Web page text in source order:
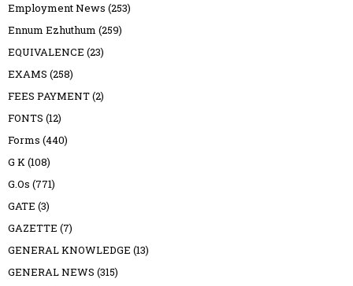
Employment News (253)
Ennum Ezhuthum (259)
EQUIVALENCE (23)
EXAMS (258)
FEES PAYMENT(2)
FONTS (12)
Forms (440)
G K(108)
G.Os (771)
GATE (3)
GAZETTE (7)
GENERAL KNOWLEDGE (13)
GENERAL NEWS (315)